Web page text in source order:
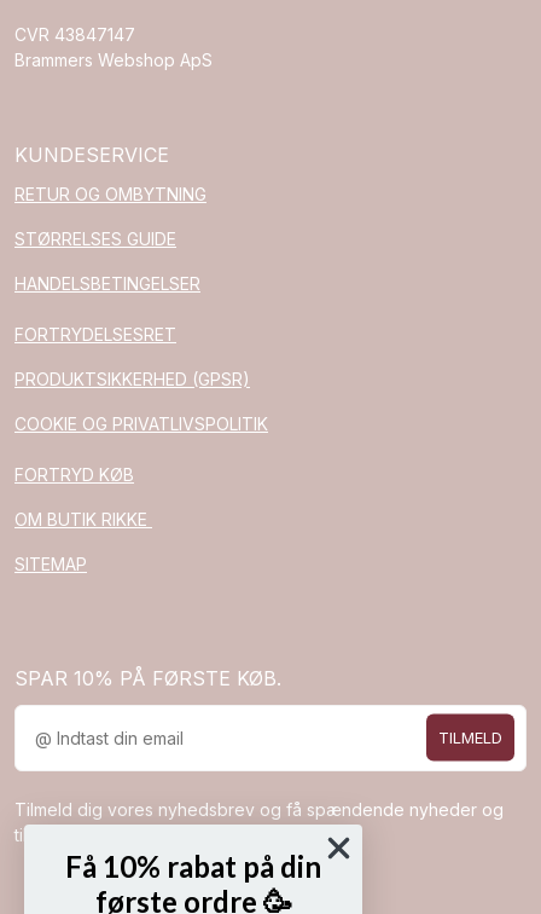
CVR 43847147
Brammers Webshop ApS
KUNDESERVICE
RETUR OG OMBYTNING
STØRRELSES GUIDE
HANDELSBETINGELSER
FORTRYDELSESRET
PRODUKTSIKKERHED (GPSR)
COOKIE OG PRIVATLIVSPOLITIK
FORTRYD KØB
OM BUTIK RIKKE
SITEMAP
SPAR 10% PÅ FØRSTE KØB.
TILMELD
Tilmeld dig vores nyhedsbrev og få spændende nyheder og
tilbud direkte i din indbakke.
Få 10% rabat på din
første ordre 🥳